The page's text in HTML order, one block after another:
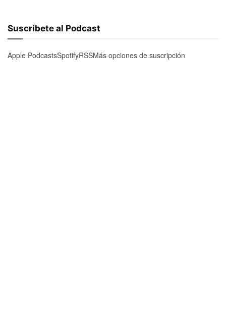
Suscríbete al Podcast
Apple PodcastsSpotifyRSSMás opciones de suscripción